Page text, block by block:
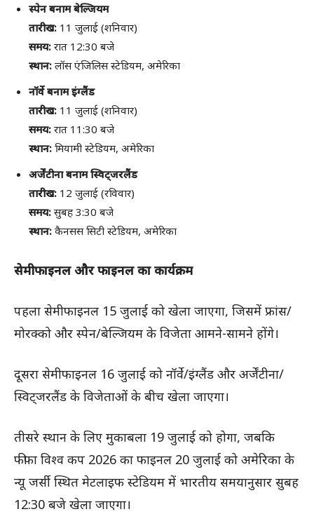
स्पेन बनाम बेल्जियम
तारीख: 11 जुलाई (शनिवार)
समय: रात 12:30 बजे
स्थान: लॉस एंजिलिस स्टेडियम, अमेरिका
नॉर्वे बनाम इंग्लैंड
तारीख: 11 जुलाई (शनिवार)
समय: रात 11:30 बजे
स्थान: मियामी स्टेडियम, अमेरिका
अर्जेंटीना बनाम स्विट्जरलैंड
तारीख: 12 जुलाई (रविवार)
समय: सुबह 3:30 बजे
स्थान: कैनसस सिटी स्टेडियम, अमेरिका
सेमीफाइनल और फाइनल का कार्यक्रम
पहला सेमीफाइनल 15 जुलाई को खेला जाएगा, जिसमें फ्रांस/
मोरक्को और स्पेन/बेल्जियम के विजेता आमने-सामने होंगे।
दूसरा सेमीफाइनल 16 जुलाई को नॉर्वे/इंग्लैंड और अर्जेंटीना/
स्विट्जरलैंड के विजेताओं के बीच खेला जाएगा।
तीसरे स्थान के लिए मुकाबला 19 जुलाई को होगा, जबकि
फीफा विश्व कप 2026 का फाइनल 20 जुलाई को अमेरिका के
न्यू जर्सी स्थित मेटलाइफ स्टेडियम में भारतीय समयानुसार सुबह
12:30 बजे खेला जाएगा।